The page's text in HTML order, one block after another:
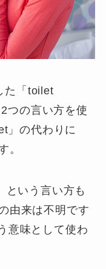
た「toilet
つの言い方を使
」の代わりに
。
いう言い方も
由来は不明です
意味として使わ